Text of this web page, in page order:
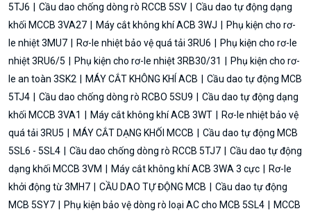
5TJ6
Cầu dao chống dòng rò RCCB 5SV
Cầu dao tự động dạng
khối MCCB 3VA27
Máy cắt không khí ACB 3WJ
Phụ kiện cho rơ-
le nhiệt 3MU7
Rơ-le nhiệt bảo vệ quá tải 3RU6
Phụ kiện cho rơ-le
nhiệt 3RU6/5
Phụ kiện cho rơ-le nhiệt 3RB30/31
Phụ kiện cho rơ-
le an toàn 3SK2
MÁY CẮT KHÔNG KHÍ ACB
Cầu dao tự động MCB
5TJ4
Cầu dao chống dòng rò RCBO 5SU9
Cầu dao tự động dạng
khối MCCB 3VA1
Máy cắt không khí ACB 3WT
Rơ-le nhiệt bảo vệ
quá tải 3RU5
MÁY CẮT DẠNG KHỐI MCCB
Cầu dao tự động MCB
5SL6 - 5SL4
Cầu dao chống dòng rò RCCB 5TJ7
Cầu dao tự động
dạng khối MCCB 3VM
Máy cắt không khí ACB 3WA 3 cực
Rơ-le
khởi động từ 3MH7
CẦU DAO TỰ ĐỘNG MCB
Cầu dao tự động
MCB 5SY7
Phụ kiện bảo vệ dòng rò loại AC cho MCB 5SL4
MCCB